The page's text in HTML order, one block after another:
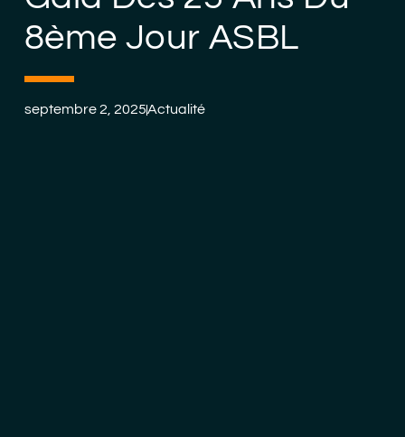
8ème Jour ASBL
septembre 2, 2025Actualité